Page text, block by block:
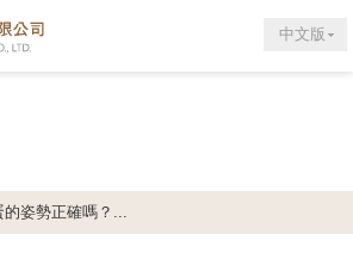
中文版
的姿勢正確嗎？...